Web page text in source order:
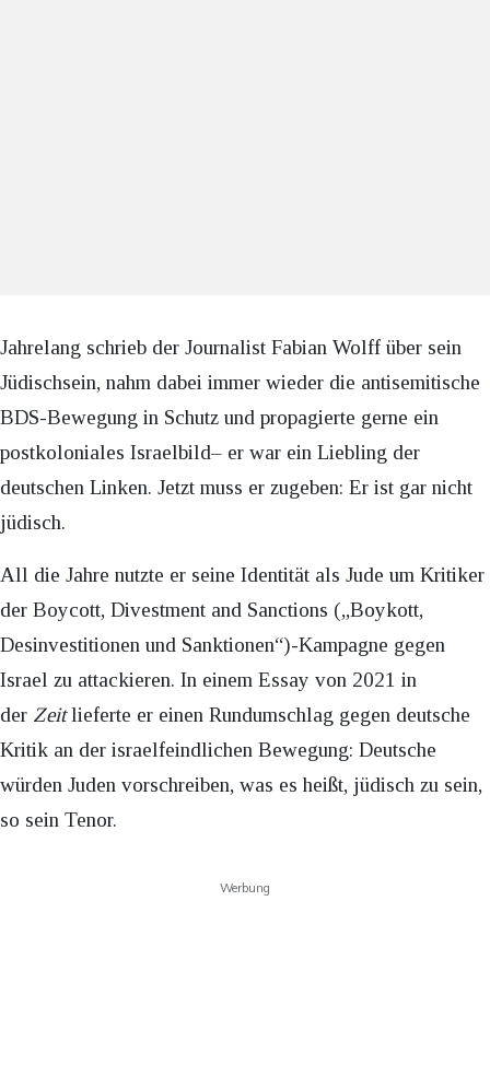
Jahrelang schrieb der Journalist Fabian Wolff über sein
Jüdischsein, nahm dabei immer wieder die antisemitische
BDS-Bewegung in Schutz und propagierte gerne ein
postkoloniales Israelbild– er war ein Liebling der
deutschen Linken. Jetzt muss er zugeben: Er ist gar nicht
jüdisch.
All die Jahre nutzte er seine Identität als Jude um Kritiker
der Boycott, Divestment and Sanctions („Boykott,
Desinvestitionen und Sanktionen“)-Kampagne gegen
Israel zu attackieren. In einem Essay von 2021 in
der Zeitlieferte er einen Rundumschlag gegen deutsche
Kritik an der israelfeindlichen Bewegung: Deutsche
würden Juden vorschreiben, was es heißt, jüdisch zu sein,
so sein Tenor.
Werbung